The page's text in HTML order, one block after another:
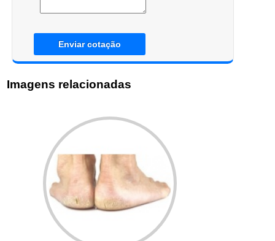
Enviar cotação
Imagens relacionadas